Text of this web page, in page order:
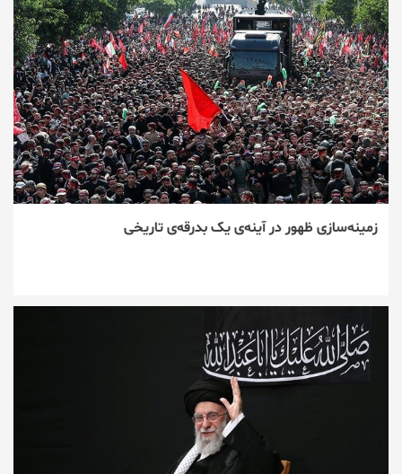
زمینه‌سازی ظهور در آینه‌ی یک بدرقه‌ی تاریخی